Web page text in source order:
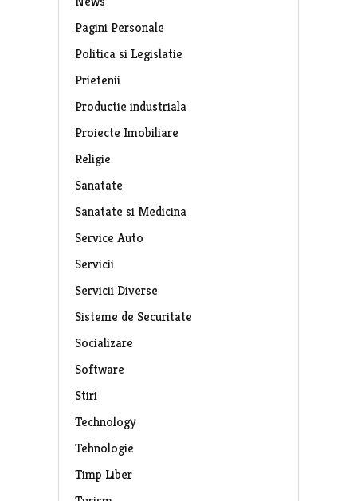
Pagini Personale
Politica si Legislatie
Prietenii
Productie industriala
Proiecte Imobiliare
Religie
Sanatate
Sanatate si Medicina
Service Auto
Servicii
Servicii Diverse
Sisteme de Securitate
Socializare
Software
Stiri
Technology
Tehnologie
Timp Liber